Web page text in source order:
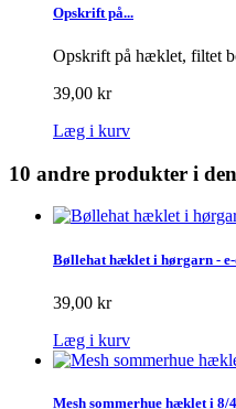
Opskrift på...
Opskrift på hæklet, filtet
39,00 kr
Læg i kurv
10 andre produkter i
Bøllehat hæklet i hørgarn -
39,00 kr
Læg i kurv
Mesh sommerhue hæklet i 8/